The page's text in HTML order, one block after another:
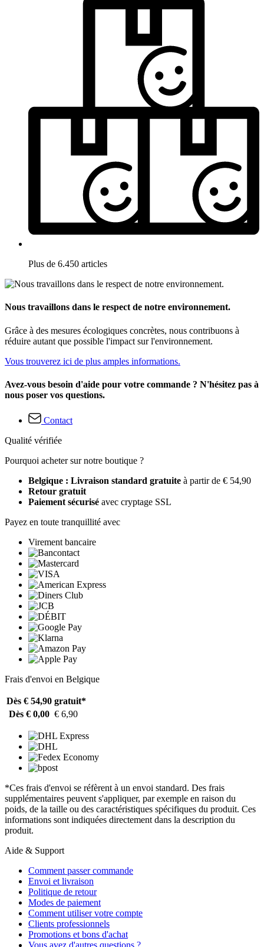
Plus de 6.450 articles
Nous travaillons dans le respect de notre environnement.
Grâce à des mesures écologiques concrètes, nous contribuons à
réduire autant que possible l'impact sur l'environnement.
Vous trouverez ici de plus amples informations.
Avez-vous besoin d'aide pour votre commande ? N'hésitez pas à
nous poser vos questions.
Contact
Qualité vérifiée
Pourquoi acheter sur notre boutique ?
Belgique : Livraison standard gratuite à partir de € 54,90
Retour gratuit
Paiement sécurisé avec cryptage SSL
Payez en toute tranquillité avec
Virement bancaire
Frais d'envoi en Belgique
Dès € 54,90 gratuit*
Dès € 0,00 € 6,90
*Ces frais d'envoi se réfèrent à un envoi standard. Des frais
supplémentaires peuvent s'appliquer, par exemple en raison du
poids, de la taille ou des caractéristiques spécifiques du produit. Ces
informations sont indiquées directement dans la description du
produit.
Aide & Support
Comment passer commande
Envoi et livraison
Politique de retour
Modes de paiement
Comment utiliser votre compte
Clients professionnels
Promotions et bons d'achat
Vous avez d'autres questions ?